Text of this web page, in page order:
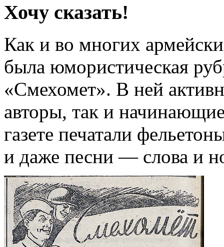
Хочу сказать!
Как и во многих
была юмористическая
«Смехомет». В ней
авторы, так и
газете печатали
и даже песни — слова и